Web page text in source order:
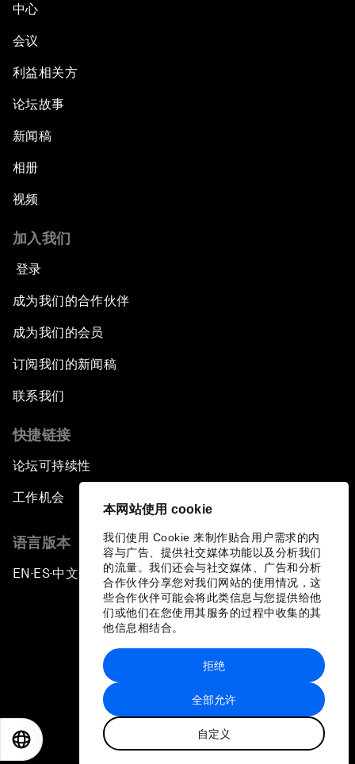
本网站使用 cookie
我们使用 Cookie 来制作贴合用户需求的内
容与广告、提供社交媒体功能以及分析我们
的流量。我们还会与社交媒体、广告和分析
合作伙伴分享您对我们网站的使用情况，这
些合作伙伴可能会将此类信息与您提供给他
们或他们在您使用其服务的过程中收集的其
他信息相结合。
全部允许
自定义
拒绝
中心
会议
利益相关方
论坛故事
新闻稿
相册
视频
加入我们
登录
成为我们的合作伙伴
成为我们的会员
订阅我们的新闻稿
联系我们
快捷链接
论坛可持续性
工作机会
语言版本
EN ▪ES▪中文▪ 日本語
站点地图
世界经济论坛